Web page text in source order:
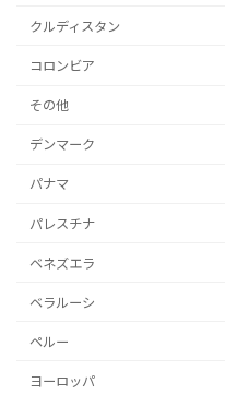
クルディスタン
コロンビア
その他
デンマーク
パナマ
パレスチナ
ベネズエラ
ベラルーシ
ペルー
ヨーロッパ